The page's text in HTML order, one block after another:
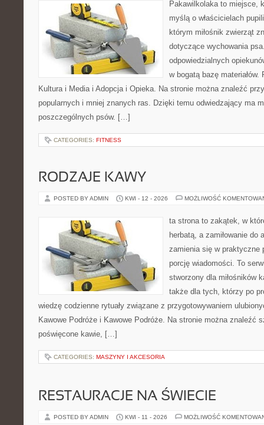
Pakawilkolaka to miejsce,
myślą o właścicielach
którym miłośnik zwierząt
dotyczące wychowania
odpowiedzialnych
w bogatą bazę
Kultura i Media i Adopcja i Opieka. Na stronie można znaleźć
popularnych i mniej znanych ras. Dzięki temu odwiedzający ma
poszczególnych psów. […]
CATEGORIES: FITNESS
RODZAJE KAWY
POSTED BY ADMIN KWI - 12 - 2026 MOŻLIWOŚĆ
ta strona to zakątek, w
herbatą, a zamiłowanie do
zamienia się w praktyczne
porcję wiadomości. To
stworzony dla miłośników
także dla tych, którzy po
wiedzę codzienne rytuały związane z przygotowywaniem
Kawowe Podróże i Kawowe Podróże. Na stronie można znaleźć
poświęcone kawie, […]
CATEGORIES: MASZYNY I AKCESORIA
RESTAURACJE NA ŚWIECIE
POSTED BY ADMIN KWI - 11 - 2026 MOŻLIWOŚĆ